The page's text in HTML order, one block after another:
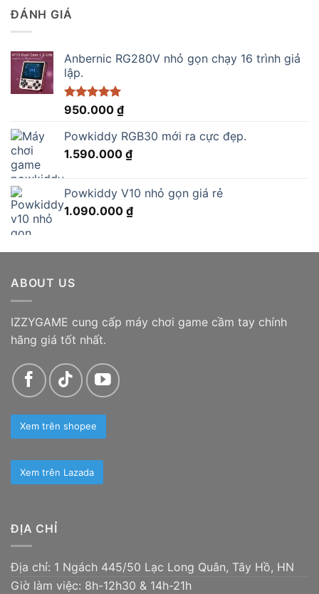
ĐÁNH GIÁ
Anbernic RG280V nhỏ gọn chạy 16 trình giả
lập.
Được xếp
5 sao
950.000 ₫
Powkiddy RGB30 mới ra cực đẹp.
1.590.000 ₫
Powkiddy V10 nhỏ gọn giá rẻ
1.090.000 ₫
ABOUT US
IZZYGAME cung cấp máy chơi game cầm tay chính
hãng giá tốt nhất.
Xem trên shopee
Xem trên Lazada
ĐỊA CHỈ
Địa chỉ: 1 Ngách 445/50 Lạc Long Quân, Tây Hồ, HN
Giờ làm việc: 8h-12h30 & 14h-21h